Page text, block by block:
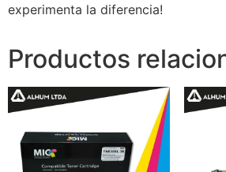
experimenta la diferencia!
Productos